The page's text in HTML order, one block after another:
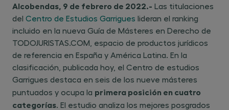
Alcobendas, 9 de febrero de 2022.- Las titulaciones
del Centro de Estudios Garrigues lideran el ranking
incluido en la nueva Guía de Másteres en Derecho de
TODOJURISTAS.COM, espacio de productos jurídicos
de referencia en España y América Latina. En la
clasificación, publicada hoy, el Centro de estudios
Garrigues destaca en seis de los nueve másteres
puntuados y ocupa la primera posición en cuatro
categorías. El estudio analiza los mejores posgrados